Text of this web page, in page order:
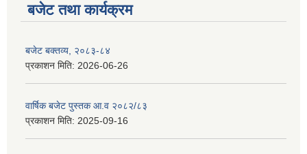
बजेट तथा कार्यक्रम
बजेट बक्तव्य, २०८३-८४
प्रकाशन मिति: 2026-06-26
वार्षिक बजेट पुस्तक आ.व २०८२/८३
प्रकाशन मिति: 2025-09-16